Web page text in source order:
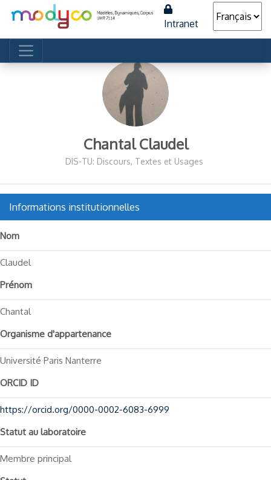
Intranet
Navigation principale
Chantal Claudel
DIS-TU: Discours, Textes et Usages
Informations institutionnelles
Nom
Claudel
Prénom
Chantal
Organisme d'appartenance
Université Paris Nanterre
ORCID ID
https://orcid.org/0000-0002-6083-6999
Statut au laboratoire
Membre principal